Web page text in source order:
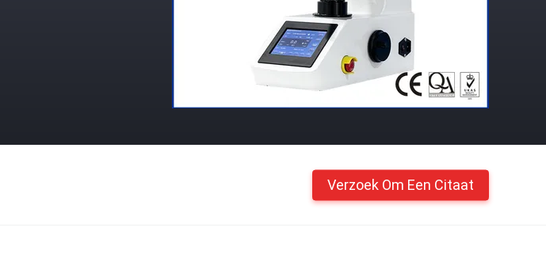
Verzoek Om Een Citaat